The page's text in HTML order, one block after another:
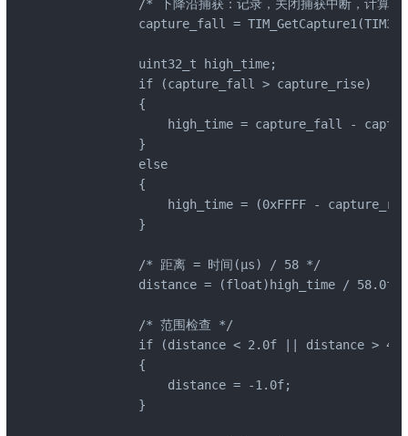
/* 下降沿捕获：记录，关闭捕获中断，计算距
            capture_fall = TIM_GetCapture1(TIM3);
            uint32_t high_time;
            if (capture_fall > capture_rise)
            {
high_time = capture_fall -
            }
            else
            {
high_time = (0xFFFF -
            }
            /* 距离 = 时间(μs) / 58 */
            distance = (float)high_time / 58.0f;
            /* 范围检查 */
if (distance < 2.0f || distance >
            {
                distance = -1.0f;
            }